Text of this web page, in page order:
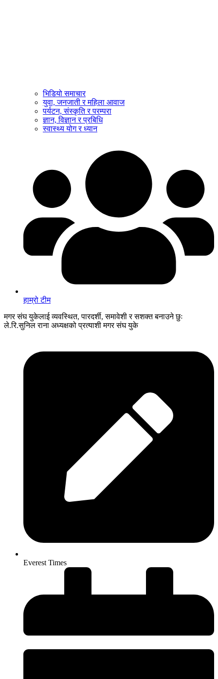
भिडियो समाचार
युवा, जनजाती र महिला आवाज
पर्यटन, संस्कृति र परम्परा
ज्ञान, विज्ञान र प्रबिधि
स्वास्थ्य योग र ध्यान
हाम्रो टीम
मगर संघ युकेलाई व्यवस्थित, पारदर्शी, समावेशी र सशक्त बनाउने छुः
ले.रि.सुनिल राना अध्यक्षको प्रत्याशी मगर संघ युके
Everest Times